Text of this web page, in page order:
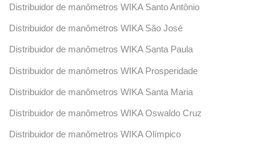
Distribuidor de manômetros WIKA Santo Antônio
Distribuidor de manômetros WIKA São José
Distribuidor de manômetros WIKA Santa Paula
Distribuidor de manômetros WIKA Prosperidade
Distribuidor de manômetros WIKA Santa Maria
Distribuidor de manômetros WIKA Oswaldo Cruz
Distribuidor de manômetros WIKA Olímpico